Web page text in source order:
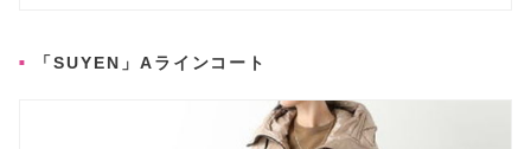
「SUYEN」Aラインコート